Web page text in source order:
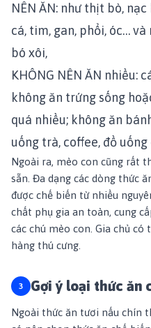
NÊN ĂN: như thịt bò,
cá, tim, gan, phổi, óc…
bó xôi,
KHÔNG NÊN ĂN nhiều:
không ăn trứng sống
quá nhiều; không ăn
uống trà, coffee, đồ uống
Ngoài ra, mèo con cũng rất
sẵn. Đa dạng các dòng thức
được chế biến từ nhiều
chất phụ gia an toàn, cung
các chú mèo con. Gia chủ
hàng thú cưng.
Gợi ý loại thức ăn
Ngoài thức ăn tươi nấu chín